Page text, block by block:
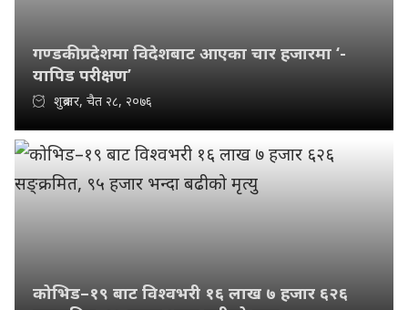
गण्डकी प्रदेशमा विदेशबाट आएका चार हजारमा ‘-
यापिड परीक्षण’
शुक्रबार, चैत २८, २०७६
कोभिड–१९ बाट विश्वभरी १६ लाख ७ हजार ६२६